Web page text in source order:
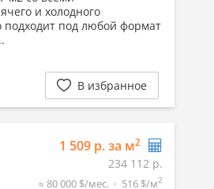
и холодного
подходит под любой формат
В избранное
1 509 р. за м2
234 112 р.
≈ 80 000 $/мес. 516 $/м2